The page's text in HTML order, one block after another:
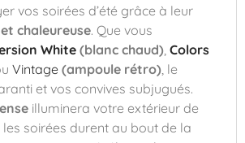
vos soirées d’été grâce à leur
chaleureuse. Que vous
White (blanc chaud) Colors
Vintage (ampoule rétro) , le
et vos convives subjugués.
illuminera votre extérieur de
soirées durent au bout de la